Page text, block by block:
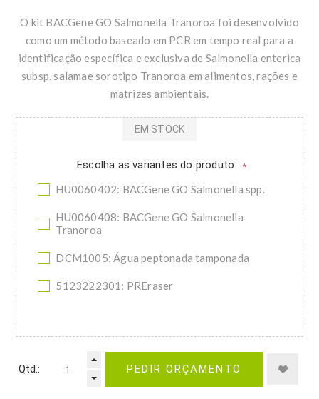
O kit BACGene GO Salmonella Tranoroa foi desenvolvido
como um método baseado em PCR em tempo real para a
identificação específica e exclusiva de Salmonella enterica
subsp. salamae sorotipo Tranoroa em alimentos, rações e
matrizes ambientais.
Escolha as variantes do produto: *
HU0060402: BACGene GO Salmonella spp.
HU0060408: BACGene GO Salmonella
Tranoroa
DCM1005: Água peptonada tamponada
5123222301: PREraser
EM STOCK
Qtd.: PEDIR ORÇAMENTO